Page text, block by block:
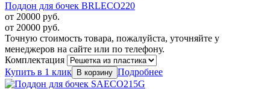
Поддон для бочек BRLECO220
от 20000 руб.
от 20000 руб.
Точную стоимость товара, пожалуйста, уточняйте у
менеджеров на сайте или по телефону.
Комплектация
Купить в 1 клик
Подробнее